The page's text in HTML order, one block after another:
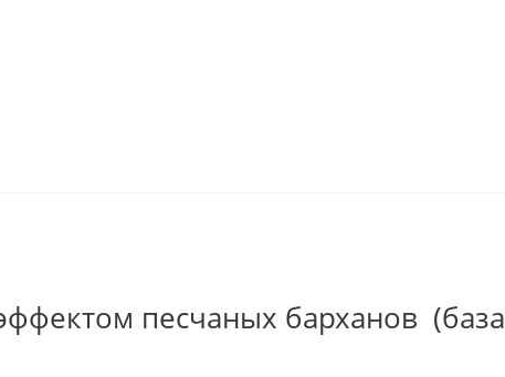
песчаных барханов (база